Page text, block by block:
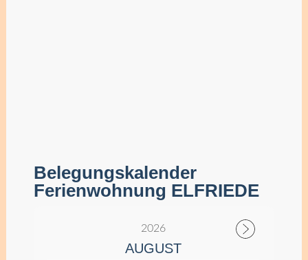
Belegungskalender
Ferienwohnung ELFRIEDE
2026
AUGUST